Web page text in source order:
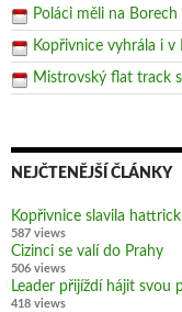
Poláci měli na Borech
Kopřivnice vyhrála i v
Mistrovský flat track
NEJČTENĚJŠÍ ČLÁNKY
Kopřivnice slavila hattrick
587 views
Cizinci se valí do Prahy
506 views
Leader přijíždí hájit svou
418 views